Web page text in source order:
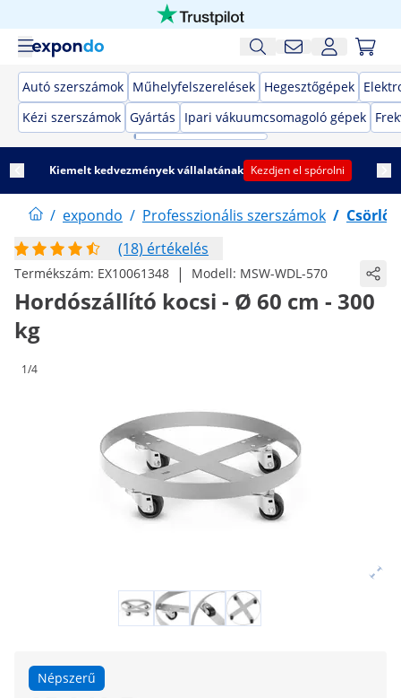
Autó szerszámok Műhelyfelszerelések Hegesztőgépek
Kézi szerszámok Gyártás Ipari vákuumcsomagoló gépek
Kiemelt kedvezmények vállalatának Kezdjen el spórolni
/ expondo / Professzionális szerszámok / Csörlők
(18) értékelés
Termékszám: EX10061348 | Modell: MSW-WDL-570
Hordószállító kocsi - Ø 60 cm - 300
kg
1/4
Népszerű